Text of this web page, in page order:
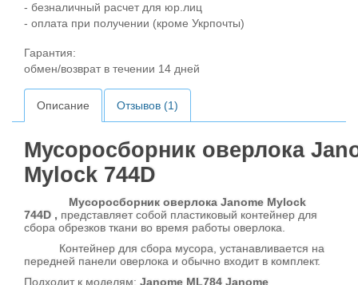
- безналичный расчет для юр.лиц
- оплата при получении (кроме Укрпочты)
Гарантия:
обмен/возврат в течении 14 дней
Описание Отзывов (1)
Мусоросборник оверлока
Mylock 744D
Мусоросборник оверлока Janome Mylock
744D , представляет собой пластиковый контейнер для
сбора обрезков ткани во время работы оверлока.
Контейнер для сбора мусора, устанавливается на
передней панели оверлока и обычно входит в комплект.
Подходит к моделям: Janome ML784 Janome